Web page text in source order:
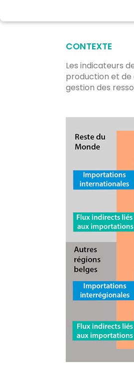
CONTEXTE
Les indicateurs
production et de
gestion des